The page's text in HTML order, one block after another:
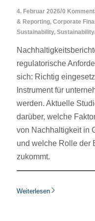
4. Februar 2026/0
& Reporting, Corporate
Sustainability, Sustainability
regulatorische
sich: Richtig
Instrument für
werden. Aktuelle
darüber, welche
von Nachhaltigkeit in
und welche Rolle der
zukommt.
Weiterlesen